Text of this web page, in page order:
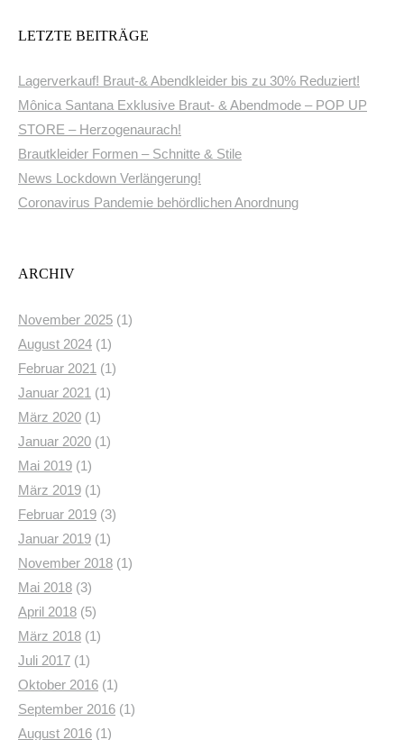
LETZTE BEITRÄGE
Lagerverkauf! Braut-& Abendkleider bis zu 30% Reduziert!
Mônica Santana Exklusive Braut- & Abendmode – POP UP
STORE – Herzogenaurach!
Brautkleider Formen – Schnitte & Stile
News Lockdown Verlängerung!
Coronavirus Pandemie behördlichen Anordnung
ARCHIV
November 2025 (1)
August 2024 (1)
Februar 2021 (1)
Januar 2021 (1)
März 2020 (1)
Januar 2020 (1)
Mai 2019 (1)
März 2019 (1)
Februar 2019 (3)
Januar 2019 (1)
November 2018 (1)
Mai 2018 (3)
April 2018 (5)
März 2018 (1)
Juli 2017 (1)
Oktober 2016 (1)
September 2016 (1)
August 2016 (1)